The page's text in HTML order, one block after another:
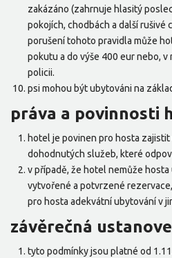
zakázáno (zahrnuje hlasitý
pokojích, chodbách a další rušivé
porušení tohoto pravidla může
pokutu a do výše 400 eur nebo,
policii.
psi mohou být ubytováni na
práva a povinnosti
hotel je povinen pro hosta
dohodnutých služeb, které
v případě, že hotel nemůže
vytvořené a potvrzené
pro hosta adekvátní ubytování v
závěrečná
tyto podmínky jsou platné od